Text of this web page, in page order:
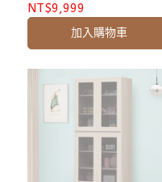
NT$9,999
加入購物車